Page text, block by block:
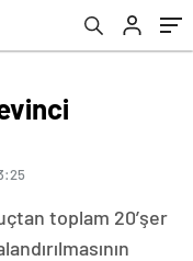
toplam 20’şer